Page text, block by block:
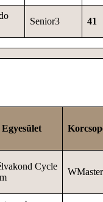
Senior3 41
Egyesület
Cycle
WMaster